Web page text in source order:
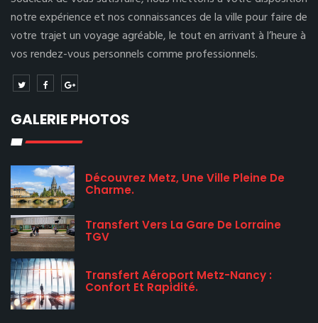
notre expérience et nos connaissances de la ville pour faire de
votre trajet un voyage agréable, le tout en arrivant à l’heure à
vos rendez-vous personnels comme professionnels.
GALERIE PHOTOS
Découvrez Metz, Une Ville Pleine De
Charme.
Transfert Vers La Gare De Lorraine
TGV
Transfert Aéroport Metz-Nancy :
Confort Et Rapidité.